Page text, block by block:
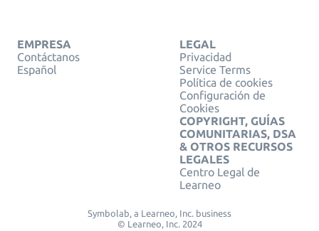
EMPRESA
Contáctanos
Español
LEGAL
Privacidad
Service Terms
Política de cookies
Configuración de
Cookies
COPYRIGHT, GUÍAS
COMUNITARIAS, DSA
& OTROS RECURSOS
LEGALES
Centro Legal de
Learneo
Symbolab, a Learneo, Inc. business
© Learneo, Inc. 2024